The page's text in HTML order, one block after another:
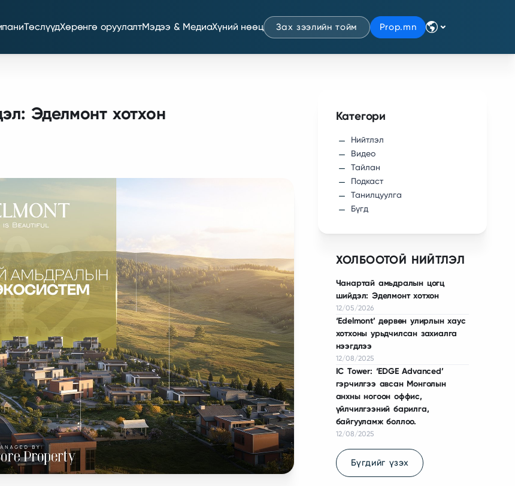
ТөслүүдХөрөнгө оруулалтМэдээ & МедиаХүний нөөц Зах зээлийн тойм Prop.mn
Эделмонт хотхон Категори
Нийтлэл
Видео
Тайлан
Подкаст
Танилцуулга
Бүгд
ХОЛБООТОЙ НИЙТЛЭЛ
12/05/2026
Чанартай амьдралын цогц
шийдэл: Эделмонт хотхон
12/08/2025
‘Edelmont’ дөрвөн улирлын хаус
хотхоны урьдчилсан захиалга
нээгдлээ
12/08/2025
IC Tower: ‘EDGE Advanced’
гэрчилгээ авсан Монголын
анхны ногоон оффис,
үйлчилгээний барилга,
байгууламж боллоо.
Бүгдийг үзэх